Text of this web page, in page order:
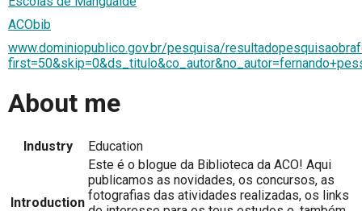
ACObib
www.dominiopublico.gov.br/pesquisa/
About me
Industry Education
Introduction
Este é o blogue da Biblioteca da ACO! Aqui
publicamos as novidades, os concursos, as
fotografias das atividades realizadas, os links